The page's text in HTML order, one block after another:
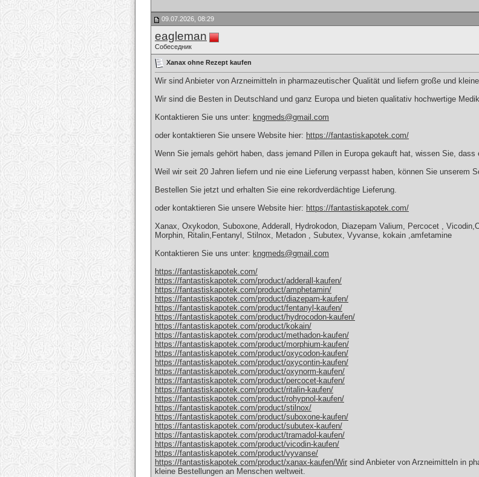
09.07.2026, 08:29
eagleman
Собеседник
Xanax ohne Rezept kaufen
Wir sind Anbieter von Arzneimitteln in pharmazeutischer Qualität und liefern große und
Wir sind die Besten in Deutschland und ganz Europa und bieten qualitativ hochwertige
Kontaktieren Sie uns unter: kngmeds@gmail.com
oder kontaktieren Sie unsere Website hier: https://fantastiskapotek.com/
Wenn Sie jemals gehört haben, dass jemand Pillen in Europa gekauft hat, wissen Sie, dass
Weil wir seit 20 Jahren liefern und nie eine Lieferung verpasst haben, können Sie unserem
Bestellen Sie jetzt und erhalten Sie eine rekordverdächtige Lieferung.
oder kontaktieren Sie unsere Website hier: https://fantastiskapotek.com/
Xanax, Oxykodon, Suboxone, Adderall, Hydrokodon, Diazepam Valium, Percocet ,
Morphin, Ritalin,Fentanyl, Stilnox, Metadon , Subutex, Vyvanse, kokain ,amfetamine
Kontaktieren Sie uns unter: kngmeds@gmail.com
https://fantastiskapotek.com/
https://fantastiskapotek.com/product/adderall-kaufen/
https://fantastiskapotek.com/product/amphetamin/
https://fantastiskapotek.com/product/diazepam-kaufen/
https://fantastiskapotek.com/product/fentanyl-kaufen/
https://fantastiskapotek.com/product/hydrocodon-kaufen/
https://fantastiskapotek.com/product/kokain/
https://fantastiskapotek.com/product/methadon-kaufen/
https://fantastiskapotek.com/product/morphium-kaufen/
https://fantastiskapotek.com/product/oxycodon-kaufen/
https://fantastiskapotek.com/product/oxycontin-kaufen/
https://fantastiskapotek.com/product/oxynorm-kaufen/
https://fantastiskapotek.com/product/percocet-kaufen/
https://fantastiskapotek.com/product/ritalin-kaufen/
https://fantastiskapotek.com/product/rohypnol-kaufen/
https://fantastiskapotek.com/product/stilnox/
https://fantastiskapotek.com/product/suboxone-kaufen/
https://fantastiskapotek.com/product/subutex-kaufen/
https://fantastiskapotek.com/product/tramadol-kaufen/
https://fantastiskapotek.com/product/vicodin-kaufen/
https://fantastiskapotek.com/product/vyvanse/
https://fantastiskapotek.com/product/xanax-kaufen/Wir sind Anbieter von Arzneimitteln in
kleine Bestellungen an Menschen weltweit.